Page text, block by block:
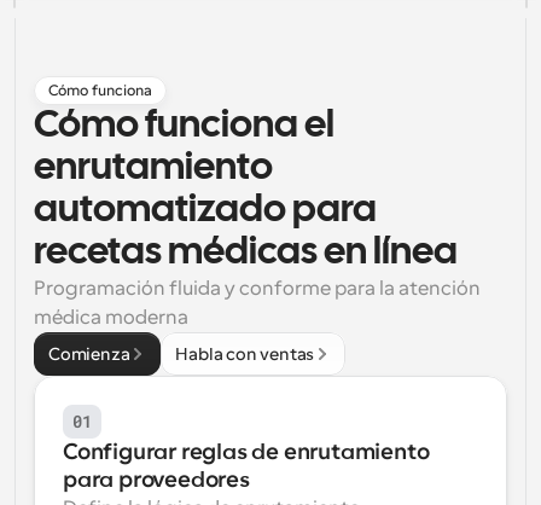
Programación potenciadda con llamadas
impulsadas por IA
Blog
Mantente al día con las últimas noticias y
actualizaciones
Reuniones Instantáneas
Reúnete con clientes en minutos
Enlaces de Grupo Dinámico
Reserva reuniones de forma fluida con varias personas
Recibe notificaciones cuando ocurra algo
Cómo funciona
Cómo funciona el
enrutamiento
automatizado para
recetas médicas en línea
Programación fluida y conforme para la atención
médica moderna
Comienza Habla con ventas
01
Configurar reglas de enrutamiento
para proveedores